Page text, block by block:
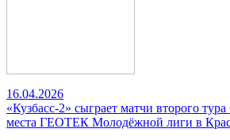
16.04.2026
«Кузбасс-2» сыграет матчи второго
места ГЕОТЕК Молодёжной лиги в